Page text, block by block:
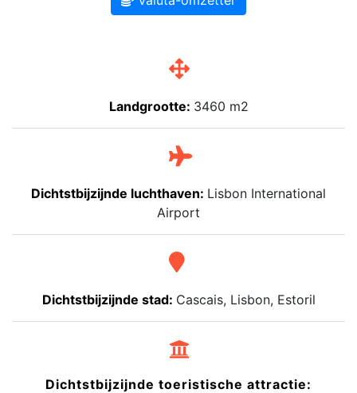
Landgrootte: 3460 m2
Dichtstbijzijnde luchthaven: Lisbon International
Airport
Dichtstbijzijnde stad: Cascais, Lisbon, Estoril
Dichtstbijzijnde toeristische attractie: